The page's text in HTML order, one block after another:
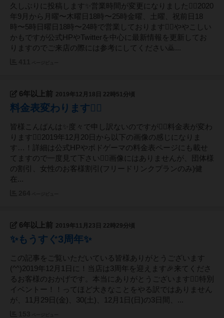
久しぶりに投稿します✨営業時間が変更になりました🙇‍♂️2020
年9月から月曜〜木曜日18時〜25時金曜、土曜、祝前日18
時〜5時日曜日18時〜24時で営業しております🙇‍♂️ややこしい
かもですが公式HPやTwitterを中心に最新情報を更新してお
りますのでご来店の際には参考にしてください🙇‍...
6年以上前 2019年12月18日 22時51分頃
料金表変わります🙇‍♂️
皆様こんばんは✨度々で申し訳ないのですが🙇‍♂️料金表が変わ
ります🙇‍♂️2019年12月20日から以下の画像の感じになりま
す…！詳細は公式HPやボドゲーマの料金表ページにも載せ
てますので一度見て下さい🙇‍♂️画像にはありませんが、団体様
の割引、女性のお客様割引(フリードリンクプランのみ)健
在...
6年以上前 2019年11月23日 22時29分頃
✨もうすぐ3周年✨
この記事をご覧いただいている皆様ありがとうございます
(^^)2019年12月1日に！当店は3周年を迎えます🎉来てくださ
るお客様のおかげです。本当にありがとうございます🙇‍♂️特別
イベントー！！ってほど大きなことをやる訳ではありません
が、11月29日(金)、30(土)、12月1日(日)の3日間、...